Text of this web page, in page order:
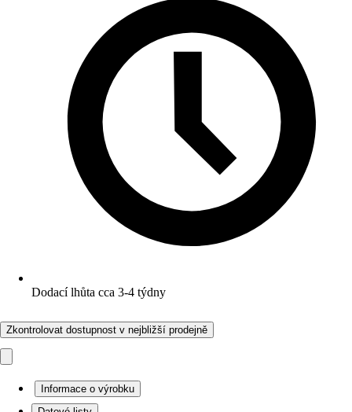
Dodací lhůta cca 3-4 týdny
Zkontrolovat dostupnost v nejbližší prodejně
Informace o výrobku